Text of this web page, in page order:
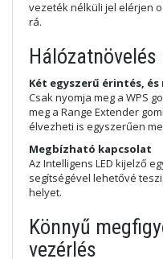
vezeték nélküli jel elérjen
rá.
Két egyszerű érintés, és
Csak nyomja meg a WPS
meg a Range Extender
élvezheti is egyszerűen
Megbízható kapcsolat
Az Intelligens LED kijelző
segítségével lehetővé
helyet.
Könnyű
vezérlés